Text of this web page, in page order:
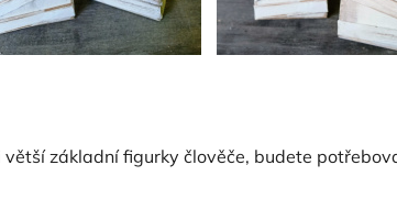
větší základní figurky člověče, budete